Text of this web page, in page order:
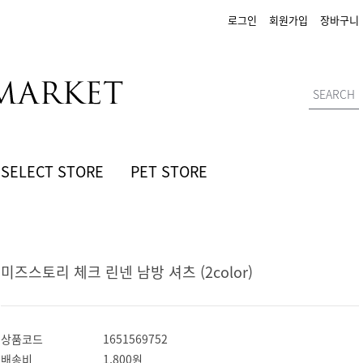
로그인 회원가입 장바구니
SELECT STORE PET STORE
미즈스토리 체크 린넨 남방 셔츠 (2color)
상품코드
1651569752
배송비
1,800원